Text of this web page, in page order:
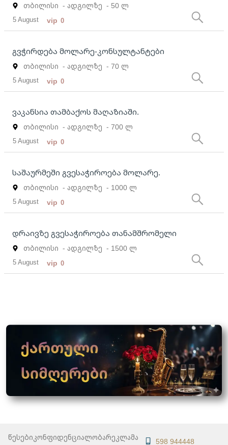
თბილისი - ადგილზე - 50 ლ
5 August vip 0
გვჭირდება მოლარე-კონსულტანტები
თბილისი - ადგილზე - 70 ლ
5 August vip 0
ვაკანსია თამბაქოს მაღაზიაში.
თბილისი - ადგილზე - 700 ლ
5 August vip 0
საშაურმეში გვესაჭიროება მოლარე.
თბილისი - ადგილზე - 1000 ლ
5 August vip 0
დრაივზე გვესაჭიროება თანამშრომელი
თბილისი - ადგილზე - 1500 ლ
5 August vip 0
წესებიკონფიდენციალობარეკლამა 598 944448